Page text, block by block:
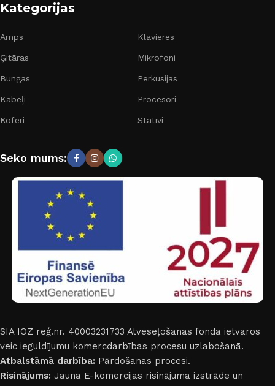
Kategorijas
Amps
Ģitāras
Bungas
Kabeļi
Koferi
Klavieres
Mikrofoni
Perkusijas
Procesori
Statīvi
Seko mums:
SIA IOZ reģ.nr. 40003231733 Atveseļošanas fonda ietvaros
veic ieguldījumu komercdarbības procesu uzlabošanā.
Atbalstāmā darbība: Pārdošanas procesi.
Risinājums: Jauna E-komercijas risinājuma izstrāde un